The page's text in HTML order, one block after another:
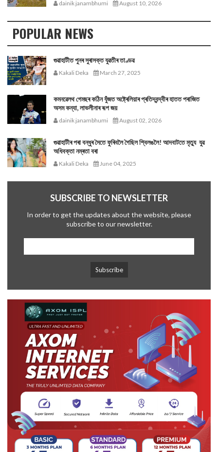
dainik janambhumi August 10, 2026
POPULAR NEWS
গুৱাহাটীত পুনৰ সুৰাসক্ত যুৱতীৰ তাণ্ডৱ
Kakali Deka March 27, 2025
কমনৱেলথ গেমছৰ কঠিন যুঁজত অষ্ট্ৰেলিয়াৰ প্ৰতিদ্বন্দ্বীৰ হাতত পৰাজিত
অসম কন্যা, লাভলীনাৰ ৰূপ জয়
dainik janambhumi August 02, 2026
গুৱাহাটীৰ পৰা বন্ধুৰ সৈতে ফুৰিবলৈ গৈছিল শ্বিলঙলৈ! আদবাটতে মৃত্যু যুৱ
অধিবক্তা নম্ৰতা বৰা
Kakali Deka June 04, 2025
SUBSCRIBE TO NEWSLETTER
In order to get the updates about the website, please
subscribe to our newsletter.